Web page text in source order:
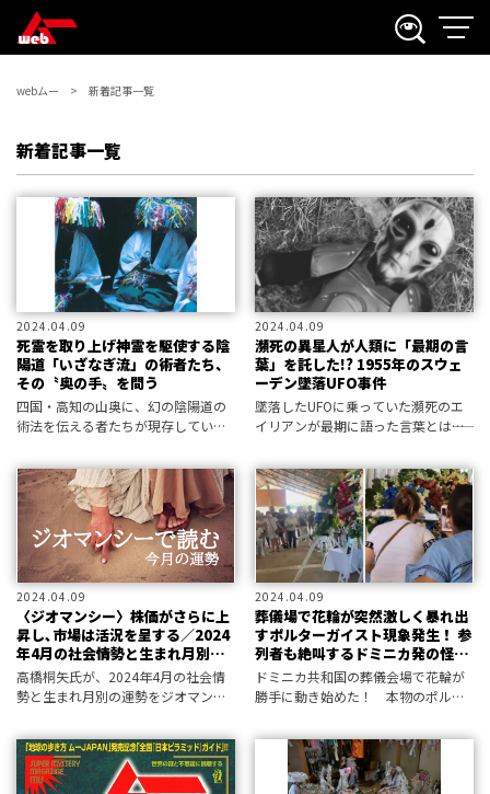
webムー 新着記事一覧
新着記事一覧
2024.04.09
死霊を取り上げ神霊を駆使する陰
陽道「いざなぎ流」の術者たち、
その〝奥の手〟を問う
四国・高知の山奥に、幻の陰陽道の
術法を伝える者たちが現存していた
2024.04.09
瀕死の異星人が人類に「最期の言
葉」を託した!? 1955年のスウェ
ーデン墜落UFO事件
墜落したUFOに乗っていた瀕死のエ
イリアンが最期に語った言葉とは――。
いう驚くべきUFO事件が1955年に起
きていた。
2024.04.09
〈ジオマンシー〉株価がさらに上
昇し､市場は活況を呈する／2024
年4月の社会情勢と生まれ月別の
運勢
高橋桐矢氏が、2024年4月の社会情
勢と生まれ月別の運勢をジオマンシ
2024.04.09
葬儀場で花輪が突然激しく暴れ出
すポルターガイスト現象発生！ 参
列者も絶叫するドミニカ発の怪事
件
ドミニカ共和国の葬儀会場で花輪が
勝手に動き始めた！ 本物のポルタ
なのか──!?